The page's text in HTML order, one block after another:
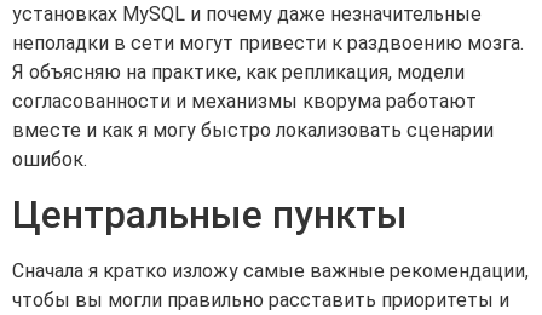
установках MySQL и почему даже незначительные
неполадки в сети могут привести к раздвоению мозга.
Я объясняю на практике, как репликация, модели
согласованности и механизмы кворума работают
вместе и как я могу быстро локализовать сценарии
ошибок.
Центральные пункты
Сначала я кратко изложу самые важные рекомендации,
чтобы вы могли правильно расставить приоритеты и